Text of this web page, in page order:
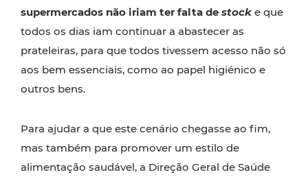
supermercados não iriam ter falta de stock e que
todos os dias iam continuar a abastecer as
prateleiras, para que todos tivessem acesso não só
aos bem essenciais, como ao papel higiénico e
outros bens.
Para ajudar a que este cenário chegasse ao fim,
mas também para promover um estilo de
alimentação saudável, a Direção Geral de Saúde